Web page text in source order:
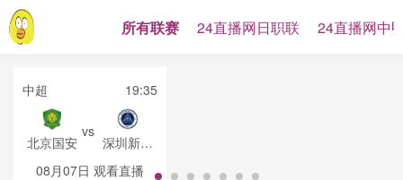
所有联赛 24直播网日职联 24直播网中
中超 19:35
北京国安
vs
深圳新鹏
城
08月07日 观看直播